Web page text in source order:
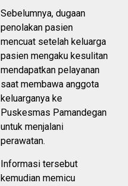
Sebelumnya, dugaan
penolakan pasien
mencuat setelah keluarga
pasien mengaku kesulitan
mendapatkan pelayanan
saat membawa anggota
keluarganya ke
Puskesmas Pamandegan
untuk menjalani
perawatan.
Informasi tersebut
kemudian memicu